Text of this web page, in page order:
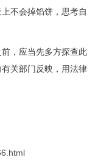
不会掉馅饼，思考自
，应当先多方探查此
关部门反映，用法律